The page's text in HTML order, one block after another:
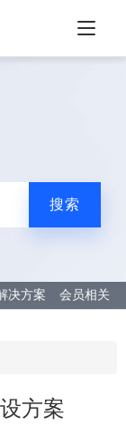
搜索
决方案 会员相关
方案